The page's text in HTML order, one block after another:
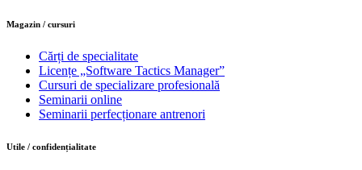
Magazin / cursuri
Cărți de specialitate
Licențe „Software Tactics Manager”
Cursuri de specializare profesională
Seminarii online
Seminarii perfecționare antrenori
Utile / confidențialitate